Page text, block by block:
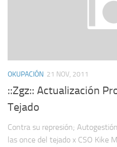
OKUPACIÓN 21 NOV, 2011
::Zgz:: Actualización
Tejado
Contra su represión;
las once del tejado x CSO Kike